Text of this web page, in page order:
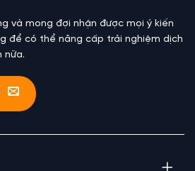
và mong đợi nhận được mọi ý kiến
để có thể nâng cấp trải nghiệm dịch
nữa.